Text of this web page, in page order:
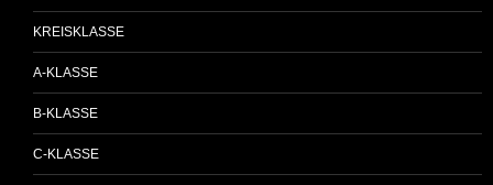
KREISKLASSE
A-KLASSE
B-KLASSE
C-KLASSE